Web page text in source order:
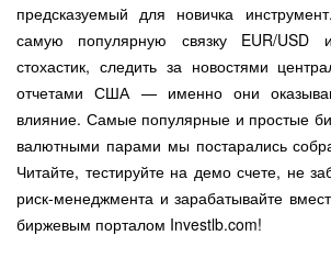
предсказуемый для новичка
самую популярную связку EUR/
стохастик, следить за новостями
отчетами США — именно они
влияние. Самые популярные и простые
валютными парами мы постарались
Читайте, тестируйте на демо счете, не
риск-менеджмента и зарабатывайте
биржевым порталом Investlb.com!